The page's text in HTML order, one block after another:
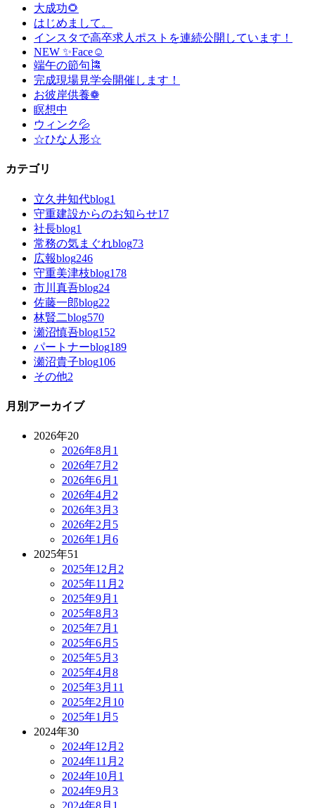
大成功🌻
はじめまして。
インスタで高卒求人ポストを連続公開しています！
NEW ✨Face☺
端午の節句🎏
完成現場見学会開催します！
お彼岸供養❁
瞑想中
ウィンク💦
☆ひな人形☆
カテゴリ
立久井知代blog1
守重建設からのお知らせ17
社長blog1
常務の気まぐれblog73
広報blog246
守重美津枝blog178
市川真吾blog24
佐藤一郎blog22
林賢二blog570
瀬沼慎吾blog152
パートナーblog189
瀬沼貴子blog106
その他2
月別アーカイブ
2026年20
2026年8月 1
2026年7月 2
2026年6月 1
2026年4月 2
2026年3月 3
2026年2月 5
2026年1月 6
2025年51
2025年12月 2
2025年11月 2
2025年9月 1
2025年8月 3
2025年7月 1
2025年6月 5
2025年5月 3
2025年4月 8
2025年3月 11
2025年2月 10
2025年1月 5
2024年30
2024年12月 2
2024年11月 2
2024年10月 1
2024年9月 3
2024年8月 1